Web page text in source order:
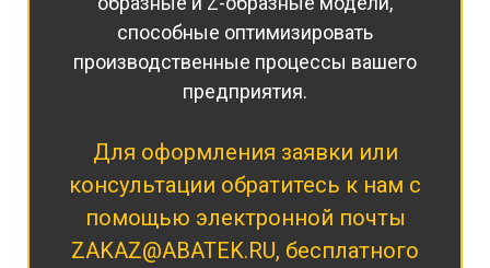
способные оптимизировать
производственные процессы вашего
предприятия.
Для оформления заявки или
консультации обратитесь к нам с
помощью электронной почты
ZAKAZ@ABATEK.RU, бесплатного